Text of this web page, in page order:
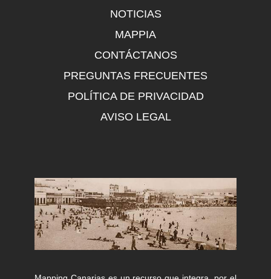
NOTICIAS
MAPPIA
CONTÁCTANOS
PREGUNTAS FRECUENTES
POLÍTICA DE PRIVACIDAD
AVISO LEGAL